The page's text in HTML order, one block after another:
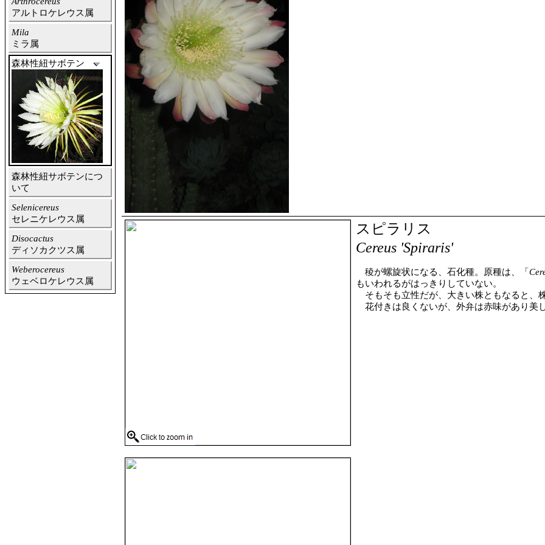
アルトロケレウス属
Mila
ミラ属
森林性紐サボテン
森林性紐サボテンにつ
いて
Selenicereus
セレニケレウス属
Disocactus
ディソカクツス属
Weberocereus
ウェベロケレウス属
スピラリス
Cereus 'Spiraris'
稜が螺旋状になる、石化種。原種は、「
もいわれるがはっきりしていない。
そもそも立性だが、大きい株ともなると、
花付きは良くないが、外弁は赤味があり美し